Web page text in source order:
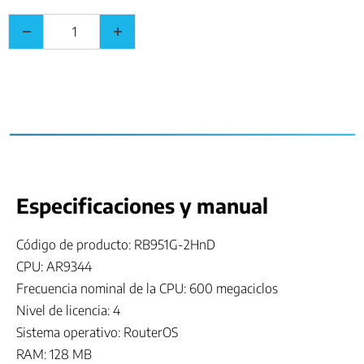
Especificaciones y manual
Código de producto: RB951G-2HnD
CPU: AR9344
Frecuencia nominal de la CPU: 600 megaciclos
Nivel de licencia: 4
Sistema operativo: RouterOS
RAM: 128 MB